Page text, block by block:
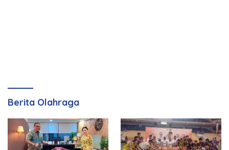
Berita Olahraga